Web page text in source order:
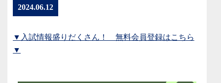
2024.06.12
▼入試情報盛りだくさん！ 無料会員登録はこちら
▼